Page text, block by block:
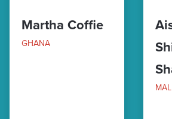
Martha Coffie
GHANA